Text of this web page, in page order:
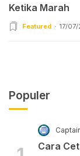
Ketika Marah
Featured 17/
Populer
Cara